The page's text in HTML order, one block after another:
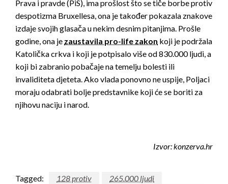
Prava i pravde (PiS), ima prošlost što se tiče borbe protiv
despotizma Bruxellesa, ona je također pokazala znakove
izdaje svojih glasača u nekim desnim pitanjima. Prošle
godine, ona je zaustavila pro-life zakon koji je podržala
Katolička crkva i koji je potpisalo više od 830.000 ljudi, a
koji bi zabranio pobačaje na temelju bolesti ili
invaliditeta djeteta. Ako vlada ponovno ne uspije, Poljaci
moraju odabrati bolje predstavnike koji će se boriti za
njihovu naciju i narod.
Izvor: konzerva.hr
Tagged: 128 protiv
265.000 ljudi